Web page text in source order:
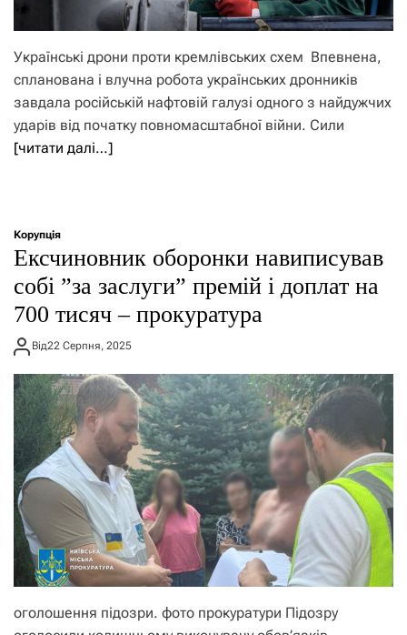
Українські дрони проти кремлівських схем Впевнена,
спланована і влучна робота українських дронників
завдала російській нафтовій галузі одного з найдужчих
ударів від початку повномасштабної війни. Сили
[читати далі…]
Корупція
Ексчиновник оборонки навиписував
собі ”за заслуги” премій і доплат на
700 тисяч – прокуратура
Від22 Серпня, 2025
оголошення підозри. фото прокуратури Підозру